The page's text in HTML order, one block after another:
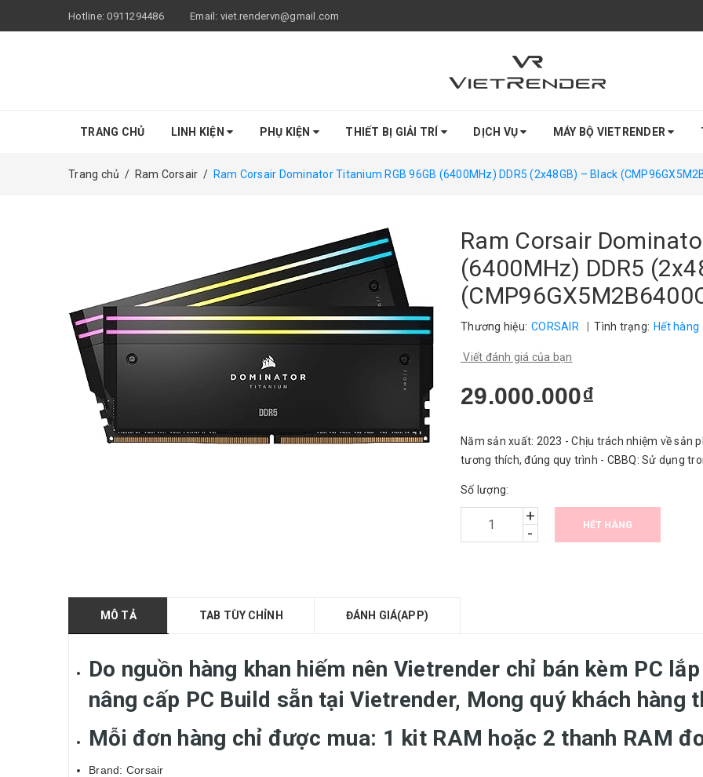
Hotline:0911294486 Email: viet.rendervn@gmail.com
TRANG CHỦ LINH KIỆN PHỤ KIỆN THIẾT BỊ GIẢI TRÍ DỊCH VỤ MÁY BỘ VIETRENDER
Trang chủ / Ram Corsair / Ram Corsair Dominator Titanium RGB 96GB (6400MHz) DDR5 (2x48GB) – Black
Ram Corsair
(6400MHz) DDR5
Thương hiệu: CORSAIR |Tình trạng: Hết hàng
Viết đánh giá của bạn
29.000.000₫
Năm sản xuất: 2023 - Chịu trách nhiệm về sản
tương thích, đúng quy trình - CBBQ: Sử dụng
Số lượng:
+
-
HẾT HÀNG
MÔ TẢ TAB TÙY CHỈNH ĐÁNH GIÁ(APP)
Do nguồn hàng khan hiếm nên Vietrender chỉ bán kèm PC
nâng cấp PC Build sẵn tại Vietrender, Mong quý khách hàng
Mỗi đơn hàng chỉ được mua: 1 kit RAM hoặc 2 thanh RAM
Brand: Corsair